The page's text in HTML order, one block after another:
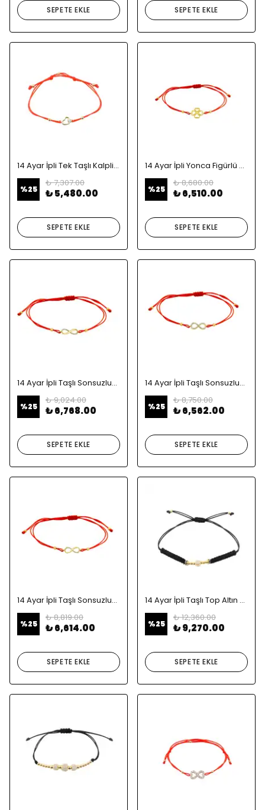
SEPETE EKLE SEPETE EKLE
14 Ayar İpli Tek Taşlı Kalpli Altın Bileklik
%25
₺ 7,307.00
₺ 5,480.00
SEPETE EKLE
14 Ayar İpli Yonca Figürlü Altın Bileklik
%25
₺ 8,680.00
₺ 6,510.00
SEPETE EKLE
14 Ayar İpli Taşlı Sonsuzluk Altın Bileklik
%25
₺ 9,024.00
₺ 6,768.00
SEPETE EKLE
14 Ayar İpli Taşlı Sonsuzluk Altın Bileklik
%25
₺ 8,750.00
₺ 6,562.00
SEPETE EKLE
14 Ayar İpli Taşlı Sonsuzluk Altın Bileklik
%25
₺ 8,819.00
₺ 6,614.00
SEPETE EKLE
14 Ayar İpli Taşlı Top Altın Bileklik
%25
₺ 12,360.00
₺ 9,270.00
SEPETE EKLE